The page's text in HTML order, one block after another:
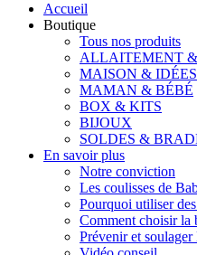
Accueil
Boutique
Tous nos produits
ALLAITEMENT
MAISON &
MAMAN & BÉBÉ
BOX & KITS
BIJOUX
SOLDES &
En savoir plus
Notre conviction
Les coulisses de
Pourquoi utiliser
Comment choisir la
Prévenir et soulager